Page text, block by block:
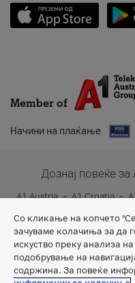
Member of
Начини на плаќање
Дознај повеќе
A1 Austria A1 Croatia
Со кликање на копчето "Се
зачуваме колачиња за да
искуство преку анализа
подобрување на
содржина. За повеќе